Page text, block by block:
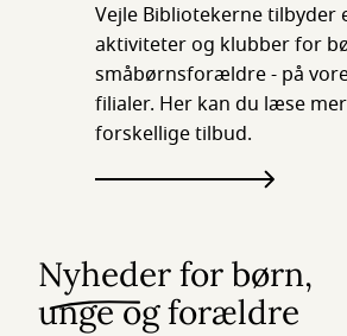
Vejle Bibliotekerne
aktiviteter og klubber for
småbørnsforældre - på
filialer. Her kan du læse
forskellige tilbud.
Nyheder for børn,
unge og forældre